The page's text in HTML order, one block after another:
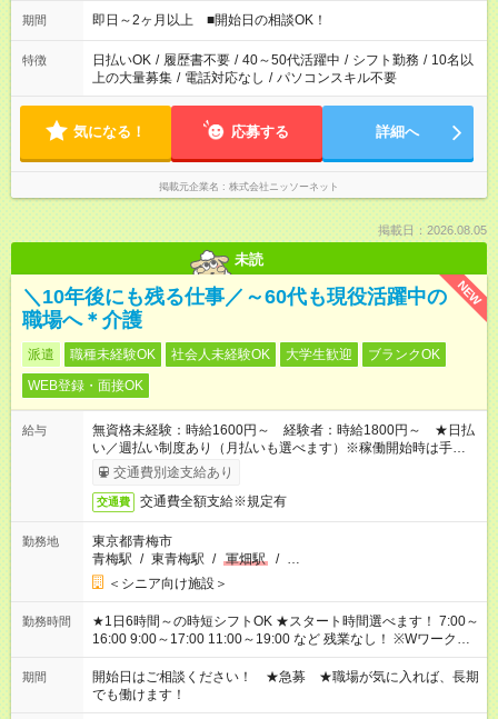
期間 即日～2ヶ月以上 ■開始日の相談OK！
特徴 日払いOK / 履歴書不要 / 40～50代活躍中 / シフト勤務 / 10名以
上の大量募集 / 電話対応なし / パソコンスキル不要
気になる！ 応募する 詳細へ
掲載元企業名 株式会社ニッソーネット
掲載日：2026.08.05
未読
NEW
＼10年後にも残る仕事／～60代も現役活躍中の
職場へ＊介護
派遣 職種未経験OK 社会人未経験OK 大学生歓迎
ブランクOK
WEB登録・面接OK
給与
無資格未経験：時給1600円～ 経験者：時給1800円～ ★日払
い／週払い制度あり（月払いも選べます）※稼働開始時は手続き
完了次第のお支払いとなります。
交通費別途支給あり
交通費 交通費全額支給※規定有
勤務地
東京都青梅市
青梅駅 / 東青梅駅 / 軍畑駅 / …
＜シニア向け施設＞
勤務時間
★1日6時間～の時短シフトOK ★スタート時間選べます！ 7:00～
16:00 9:00～17:00 11:00～19:00 など 残業なし！ ※Wワークの
場合、他のお仕事と合わせ週40時間超の就業はご案内できませ
ん ※法令に基づき、週20時間以上勤務は社会保険への加入対象
となります ※労働者派遣法（日雇い派遣の原則禁止）により、
短時間・短期間の就業はご案内が難しい場合があります
期間
開始日はご相談ください！ ★急募 ★職場が気に入れば、長期
でも働けます！